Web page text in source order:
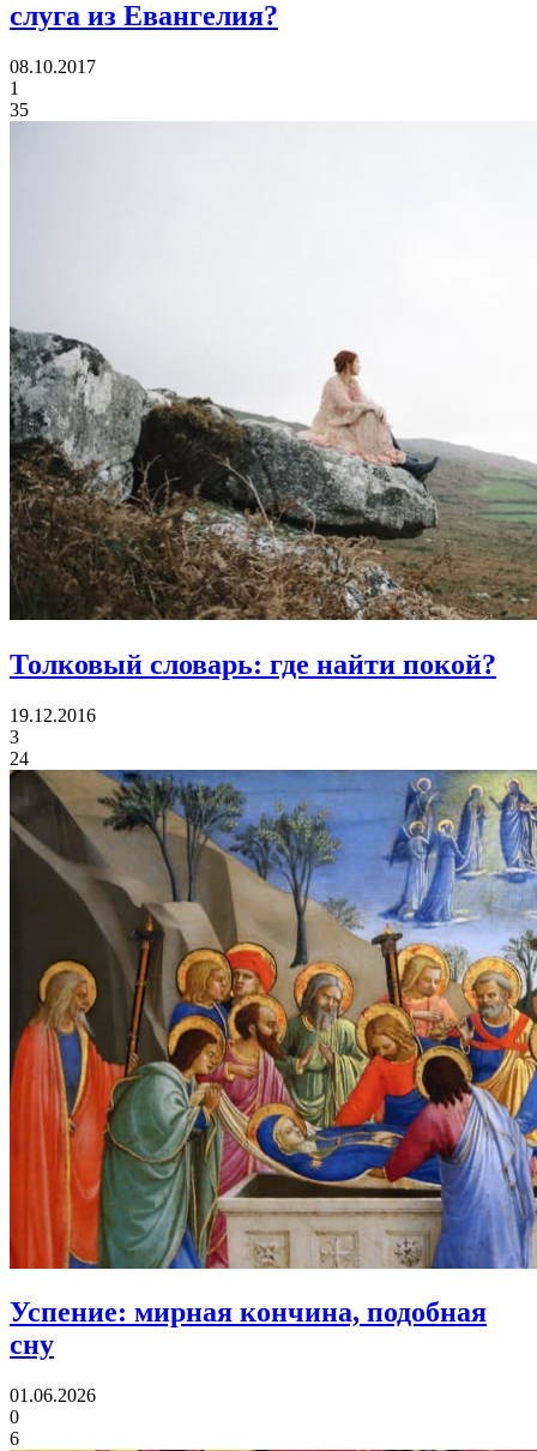
слуга из Евангелия?
08.10.2017
1
35
Толковый словарь: где найти покой?
19.12.2016
3
24
Успение: мирная кончина, подобная
сну
01.06.2026
0
6